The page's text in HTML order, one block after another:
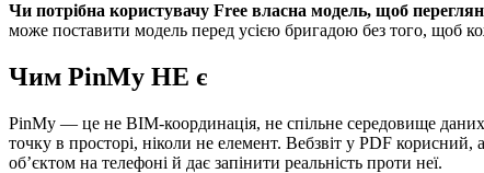
Чи потрібна користувачу Free власна модель, щоб
може поставити модель перед усією бригадою без того, щоб
Чим PinMy НЕ є
PinMy — це не BIM-координація, не спільне середовище даних
точку в просторі, ніколи не елемент. Вебзвіт у PDF
об’єктом на телефоні й дає запінити реальність проти неї.